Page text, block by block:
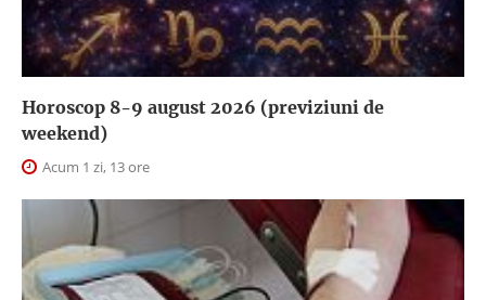
Horoscop 8-9 august 2026 (previziuni de
weekend)
Acum 1 zi, 13 ore